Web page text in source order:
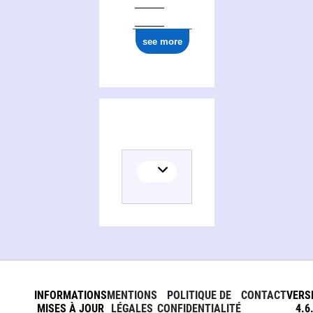
see more
INFORMATIONS
MISES À JOUR
MENTIONS
LÉGALES
POLITIQUE DE
CONFIDENTIALITÉ
CONTACT